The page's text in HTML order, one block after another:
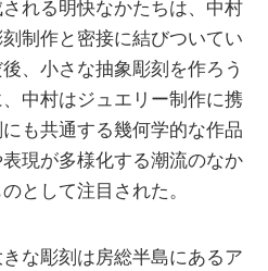
れる明快なかたちは、中村
制作と密接に結びついてい
、小さな抽象彫刻を作ろう
中村はジュエリー制作に携
も共通する幾何学的な作品
現が多様化する潮流のなか
として注目された。
な彫刻は房総半島にあるア